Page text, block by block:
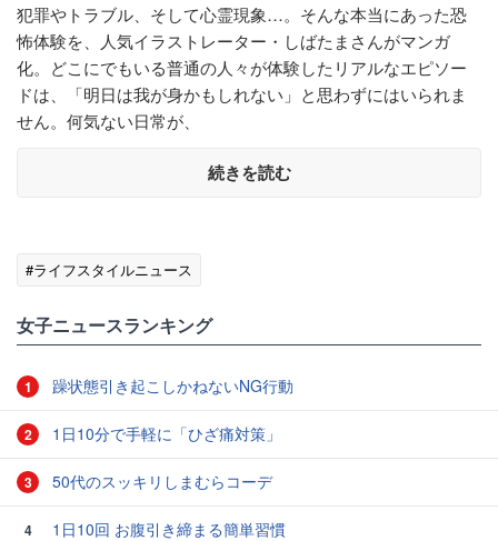
犯罪やトラブル、そして心霊現象…。そんな本当にあった恐
怖体験を、人気イラストレーター・しばたまさんがマンガ
化。どこにでもいる普通の人々が体験したリアルなエピソー
ドは、「明日は我が身かもしれない」と思わずにはいられま
せん。何気ない日常が、
続きを読む
#ライフスタイルニュース
女子ニュースランキング
1 躁状態引き起こしかねないNG行動
2 1日10分で手軽に「ひざ痛対策」
3 50代のスッキリしまむらコーデ
4 1日10回 お腹引き締まる簡単習慣